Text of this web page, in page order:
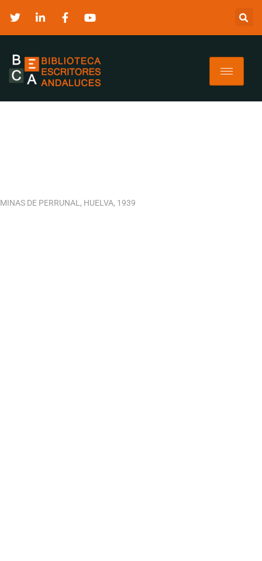
MINAS DE PERRUNAL, HUELVA, 1939